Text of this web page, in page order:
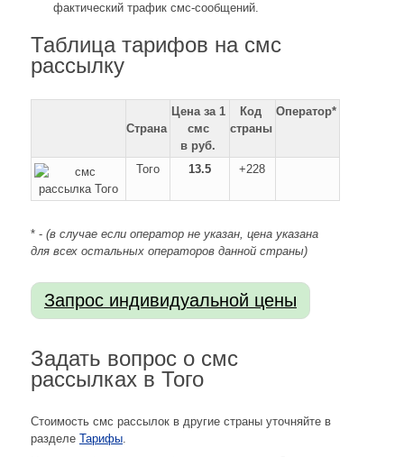
фактический трафик смс-сообщений.
Таблица тарифов на смс
рассылку
Страна
Цена за 1
смс
в руб.
Код
страны
Оператор*
Того 13.5 +228
* - (в случае если оператор не указан, цена указана
для всех остальных операторов данной страны)
Задать вопрос о смс
рассылках в Того
Стоимость смс рассылок в другие страны уточняйте в
разделе Тарифы.